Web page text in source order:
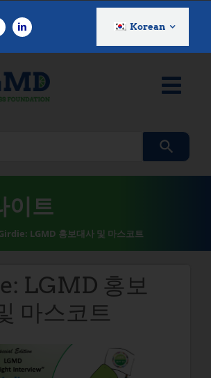
Korean
이트
LGMD 홍보대사 및 마스코트
LGMD 홍보
마스코트